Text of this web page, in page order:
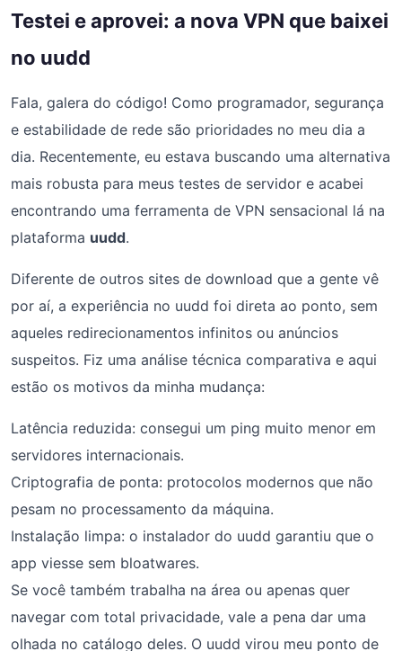
Testei e aprovei: a nova VPN que baixei
no uudd
Fala, galera do código! Como programador, segurança
e estabilidade de rede são prioridades no meu dia a
dia. Recentemente, eu estava buscando uma alternativa
mais robusta para meus testes de servidor e acabei
encontrando uma ferramenta de VPN sensacional lá na
plataforma uudd.
Diferente de outros sites de download que a gente vê
por aí, a experiência no uudd foi direta ao ponto, sem
aqueles redirecionamentos infinitos ou anúncios
suspeitos. Fiz uma análise técnica comparativa e aqui
estão os motivos da minha mudança:
Latência reduzida: consegui um ping muito menor em
servidores internacionais.
Criptografia de ponta: protocolos modernos que não
pesam no processamento da máquina.
Instalação limpa: o instalador do uudd garantiu que o
app viesse sem bloatwares.
Se você também trabalha na área ou apenas quer
navegar com total privacidade, vale a pena dar uma
olhada no catálogo deles. O uudd virou meu ponto de